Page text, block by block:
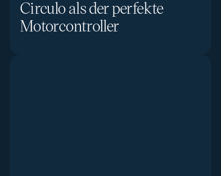
Circulo als der perfekte
Motorcontroller